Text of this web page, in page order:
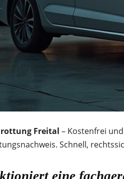
Freital – Kostenfrei
Schnell,
eine